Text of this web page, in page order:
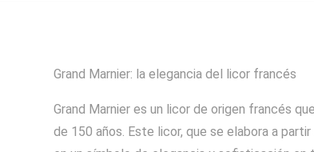
Grand Marnier: la elegancia del licor francés
Grand Marnier es un licor de origen francés
de 150 años. Este licor, que se elabora a